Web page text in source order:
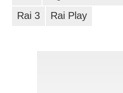
Rai 3
Rai Play